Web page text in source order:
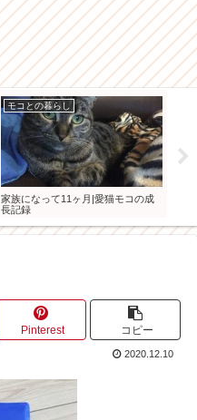
モコとの暮らし
家族になって11ヶ月|愛猫モコの成
長記録
Pinterest コピー
2020.12.10